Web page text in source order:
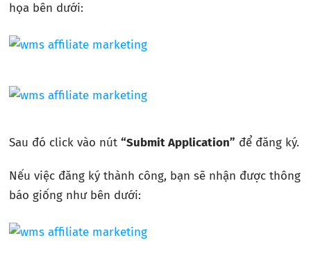
họa bên dưới:
Sau đó click vào nút“Submit Application” để đăng ký.
Nếu việc đăng ký thành công, bạn sẽ nhận được thông
báo giống như bên dưới: